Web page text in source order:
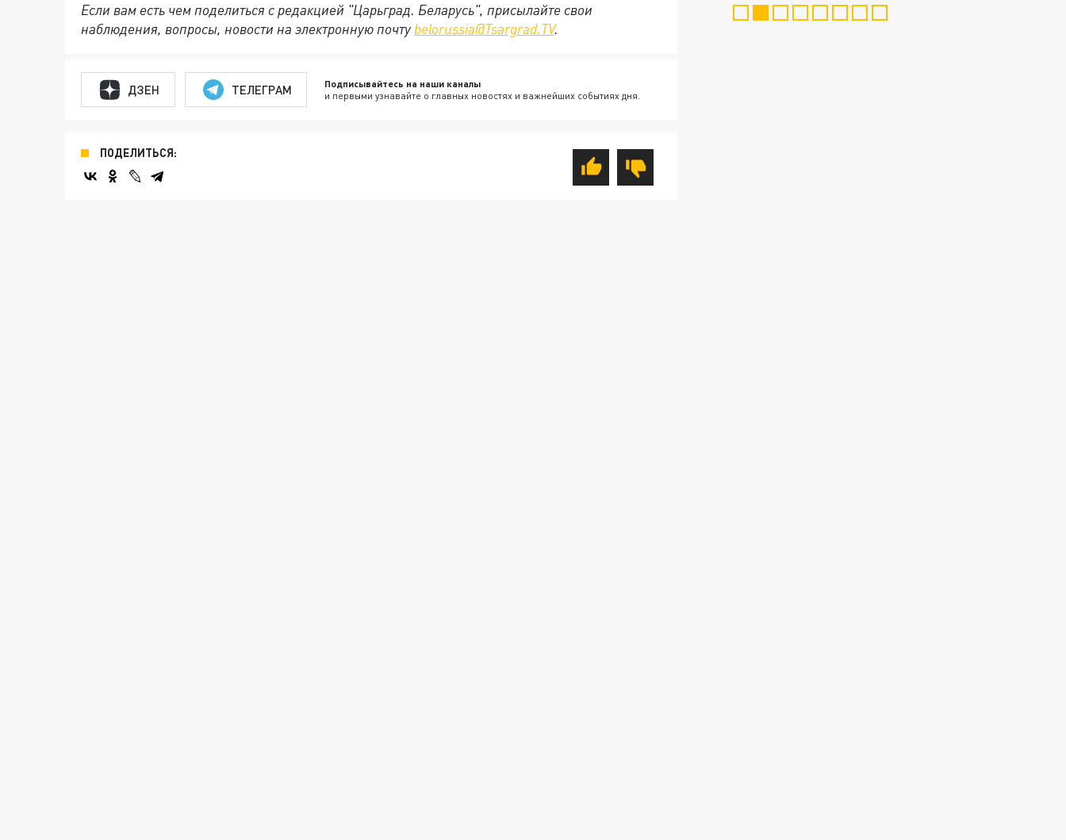
Если вам есть чем поделиться с редакцией "Царьград. Беларусь", присылайте свои
наблюдения, вопросы, новости на электронную почту belorussia@Tsargrad.TV.
ДЗЕН ТЕЛЕГРАМ Подписывайтесь на наши каналы
и первыми узнавайте о главных новостях и важнейших событиях дня.
ПОДЕЛИТЬСЯ: